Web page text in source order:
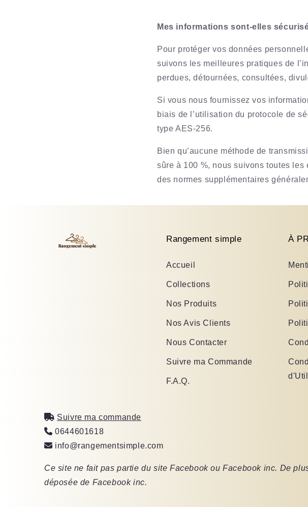
Mes informations sont-elles
Pour protéger vos données
suivons les meilleures pratiques de
perdues, détournées, consultées,
Si vous nous fournissez vos
biais de l’utilisation du protocole de
type AES-256.
Bien qu’aucune méthode de
sûre à 100 %, nous suivons toutes
des normes supplémentaires
Rangement simple
Accueil
Collections
Nos Produits
Nos Avis Clients
Nous Contacter
Suivre ma Commande
F.A.Q.
À
Suivre ma commande
0644601618
info@rangementsimple.com
Ce site ne fait pas partie du site Facebook ou Facebook inc. De
déposée de Facebook inc.